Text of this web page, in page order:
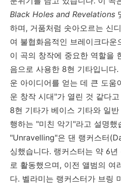
Black Holes and Revelations
하며, 거품처럼 솟아오르는 신
여 불협화음적인 브레이크다운
이 곡의 창작에 중요한 역할을
음으로 사용한 8현 기타입니다.
운 아이디어를 얻는 데 큰 도움
운 창작 시대"가 열린 것 같다
8현 기타가 베이스 기타와 일
행하는 "미친 악기"라고 설명했
"Unravelling"은 댄 랭커스터
싱했습니다. 랭커스터는 약 6년
로 활동했으며, 이전 앨범의 여
다. 벨라미는 랭커스터가 브링